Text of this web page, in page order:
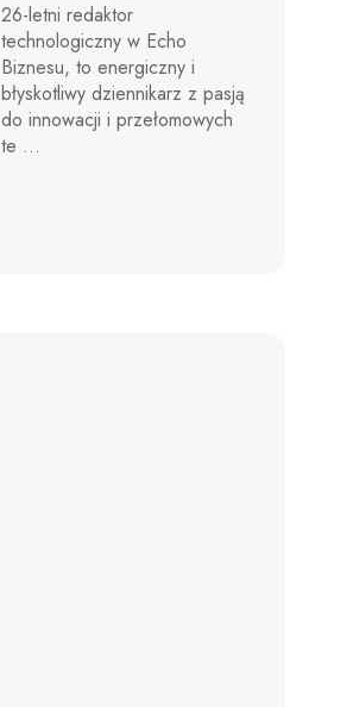
26-letni redaktor
technologiczny w Echo
Biznesu, to energiczny i
błyskotliwy dziennikarz z pasją
do innowacji i przełomowych
te ...